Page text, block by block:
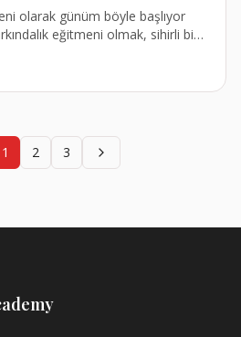
olarak günüm böyle başlıyor
eğitmeni olmak, sihirli bir
değil.
1 2 3